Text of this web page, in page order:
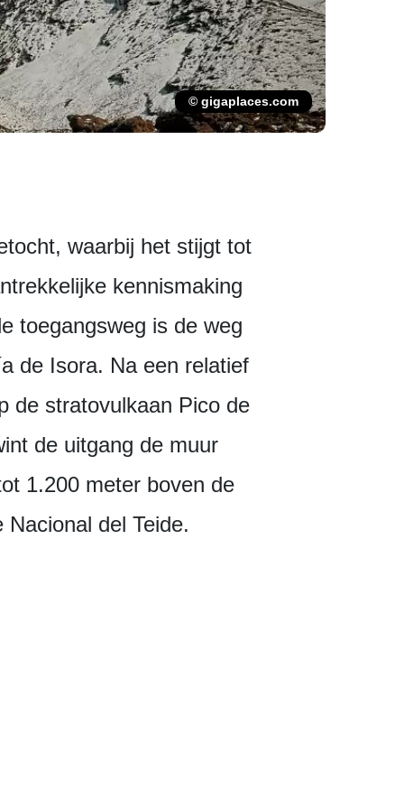
© gigaplaces.com
waarbij het stijgt tot
kennismaking
toegangsweg is de weg
de Isora. Na een relatief
de stratovulkaan Pico de
de uitgang de muur
1.200 meter boven de
del Teide.